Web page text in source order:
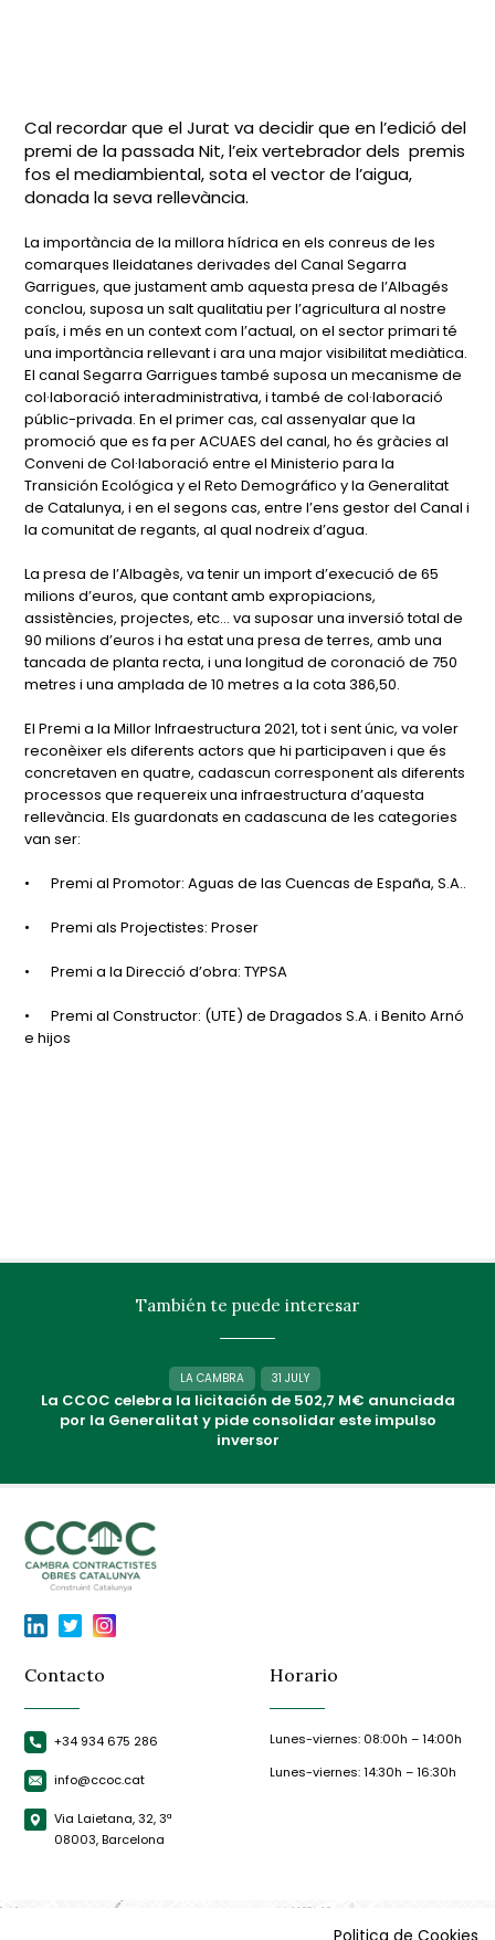
Cal recordar que el Jurat va decidir que en l’edició del
premi de la passada Nit, l’eix vertebrador dels premis
fos el mediambiental, sota el vector de l’aigua,
donada la seva rellevància.
La importància de la millora hídrica en els conreus de les
comarques lleidatanes derivades del Canal Segarra
Garrigues, que justament amb aquesta presa de l’Albagés
conclou, suposa un salt qualitatiu per l’agricultura al nostre
país, i més en un context com l’actual, on el sector primari té
una importància rellevant i ara una major visibilitat mediàtica.
El canal Segarra Garrigues també suposa un mecanisme de
col·laboració interadministrativa, i també de col·laboració
públic-privada. En el primer cas, cal assenyalar que la
promoció que es fa per ACUAES del canal, ho és gràcies al
Conveni de Col·laboració entre el Ministerio para la
Transición Ecológica y el Reto Demográfico y la Generalitat
de Catalunya, i en el segons cas, entre l’ens gestor del Canal i
la comunitat de regants, al qual nodreix d’agua.
La presa de l’Albagès, va tenir un import d’execució de 65
milions d’euros, que contant amb expropiacions,
assistències, projectes, etc... va suposar una inversió total de
90 milions d’euros i ha estat una presa de terres, amb una
tancada de planta recta, i una longitud de coronació de 750
metres i una amplada de 10 metres a la cota 386,50.
El Premi a la Millor Infraestructura 2021, tot i sent únic, va voler
reconèixer els diferents actors que hi participaven i que és
concretaven en quatre, cadascun corresponent als diferents
processos que requereix una infraestructura d’aquesta
rellevància. Els guardonats en cadascuna de les categories
van ser:
• Premi al Promotor: Aguas de las Cuencas de España, S.A..
• Premi als Projectistes: Proser
• Premi a la Direcció d’obra: TYPSA
•
Premi al Constructor: (UTE) de Dragados S.A. i Benito Arnó
e hijos
También te puede interesar
LA CAMBRA 31 JULY
La CCOC celebra la licitación de 502,7 M€ anunciada
por la Generalitat y pide consolidar este impulso
inversor
Contacto
+34 934 675 286
info@ccoc.cat
Via Laietana, 32, 3ª
08003, Barcelona
Horario
Lunes-viernes: 08:00h – 14:00h
Lunes-viernes: 14:30h – 16:30h